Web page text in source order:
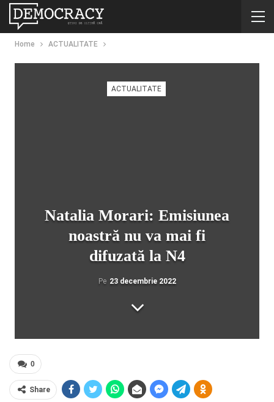
Home ACTUALITATE
ACTUALITATE
Natalia Morari: Emisiunea
noastră nu va mai fi
difuzată la N4
Pe 23 decembrie 2022
0
Share